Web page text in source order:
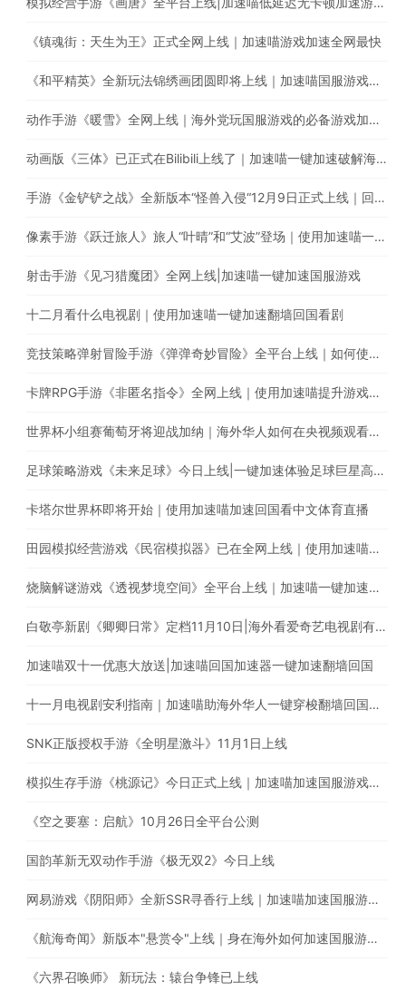
《镇魂街：天生为王》正式全网上线｜加速喵游戏加速全网最快
《和平精英》全新玩法锦绣画团圆即将上线｜加速喵国服游戏超快加速
动作手游《暖雪》全网上线｜海外党玩国服游戏的必备游戏加速器
动画版《三体》已正式在Bilibili上线了｜加速喵一键加速破解海外地区限制
手游《金铲铲之战》全新版本“怪兽入侵“12月9日正式上线｜回国游戏加速器的最佳选择
像素手游《跃迁旅人》旅人“叶晴”和“艾波”登场｜使用加速喵一键加速国服游戏低延迟无卡顿
射击手游《见习猎魔团》全网上线|加速喵一键加速国服游戏
十二月看什么电视剧｜使用加速喵一键加速翻墙回国看剧
竞技策略弹射冒险手游《弹弹奇妙冒险》全平台上线｜如何使用加速喵玩国服手游
卡牌RPG手游《非匿名指令》全网上线｜使用加速喵提升游戏体验
世界杯小组赛葡萄牙将迎战加纳｜海外华人如何在央视频观看C罗首秀直播？
足球策略游戏《未来足球》今日上线|一键加速体验足球巨星高能瞬间
卡塔尔世界杯即将开始｜使用加速喵加速回国看中文体育直播
田园模拟经营游戏《民宿模拟器》已在全网上线｜使用加速喵一键加速国服手游
烧脑解谜游戏《透视梦境空间》全平台上线｜加速喵一键加速国服游戏
白敬亭新剧《卿卿日常》定档11月10日|海外看爱奇艺电视剧有地区限制怎么办?
加速喵双十一优惠大放送|加速喵回国加速器一键加速翻墙回国
十一月电视剧安利指南｜加速喵助海外华人一键穿梭翻墙回国追剧
SNK正版授权手游《全明星激斗》11月1日上线
模拟生存手游《桃源记》今日正式上线｜加速喵加速国服游戏全网最快
《空之要塞：启航》10月26日全平台公测
国韵革新无双动作手游《极无双2》今日上线
网易游戏《阴阳师》全新SSR寻香行上线｜加速喵加速国服游戏，全网最快！
《航海奇闻》新版本"悬赏令"上线｜身在海外如何加速国服游戏？
《六界召唤师》 新玩法：辕台争锋已上线